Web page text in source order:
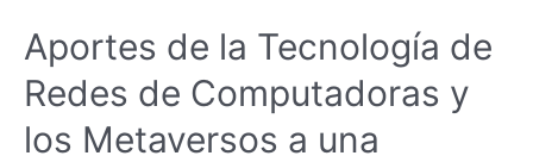
como
lenguaje
y
Yesica
Aportes de la Tecnología de
Redes de Computadoras y
los Metaversos a una